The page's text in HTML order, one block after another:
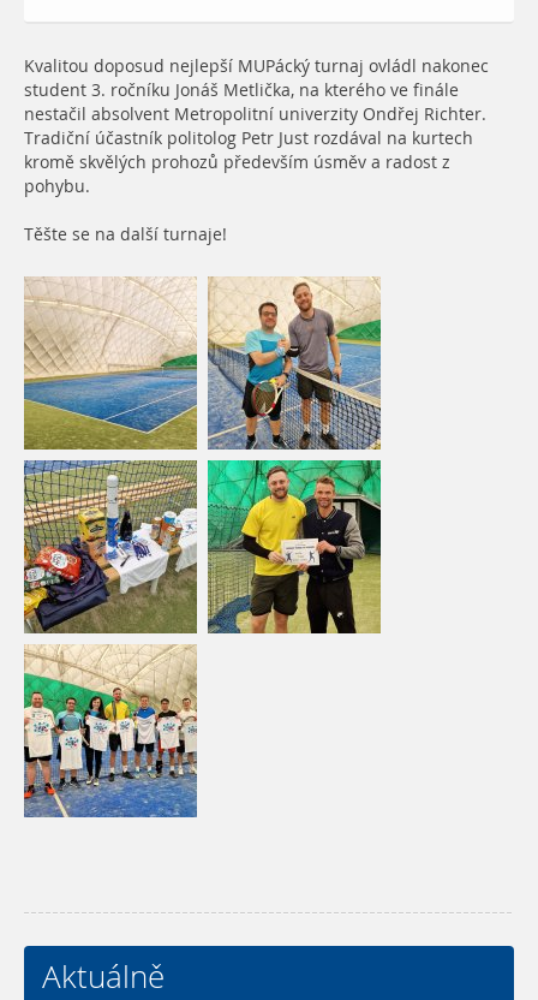
Kvalitou doposud nejlepší MUPácký turnaj ovládl nakonec
student 3. ročníku Jonáš Metlička, na kterého ve finále
nestačil absolvent Metropolitní univerzity Ondřej Richter.
Tradiční účastník politolog Petr Just rozdával na kurtech
kromě skvělých prohozů především úsměv a radost z
pohybu.
Těšte se na další turnaje!
Aktuálně